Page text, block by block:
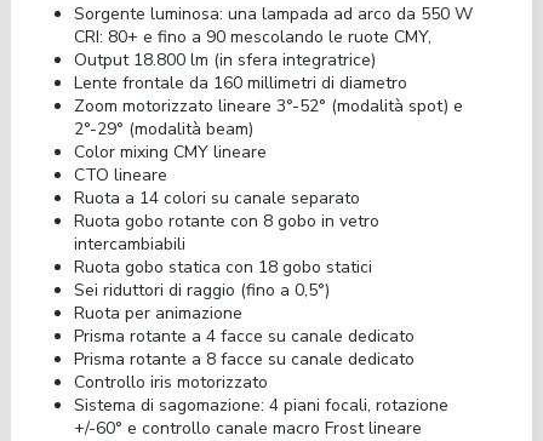
Sorgente luminosa: una lampada ad arco da 550 W
CRI: 80+ e fino a 90 mescolando le ruote CMY,
Output 18.800 lm (in sfera integratrice)
Lente frontale da 160 millimetri di diametro
Zoom motorizzato lineare 3°-52° (modalità spot) e
2°-29° (modalità beam)
Color mixing CMY lineare
CTO lineare
Ruota a 14 colori su canale separato
Ruota gobo rotante con 8 gobo in vetro
intercambiabili
Ruota gobo statica con 18 gobo statici
Sei riduttori di raggio (fino a 0,5°)
Ruota per animazione
Prisma rotante a 4 facce su canale dedicato
Prisma rotante a 8 facce su canale dedicato
Controllo iris motorizzato
Sistema di sagomazione: 4 piani focali, rotazione
+/-60° e controllo canale macro Frost lineare